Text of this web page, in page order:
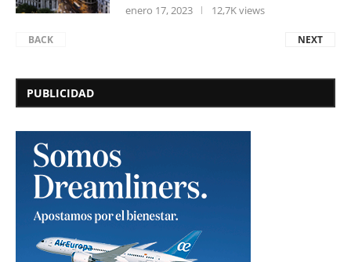
enero 17, 2023 12,7K views
BACK NEXT
PUBLICIDAD